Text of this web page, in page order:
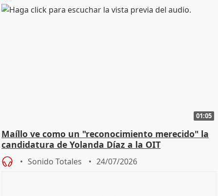
01:05
Maíllo ve como un "reconocimiento merecido" la
candidatura de Yolanda Díaz a la OIT
Sonido Totales 24/07/2026